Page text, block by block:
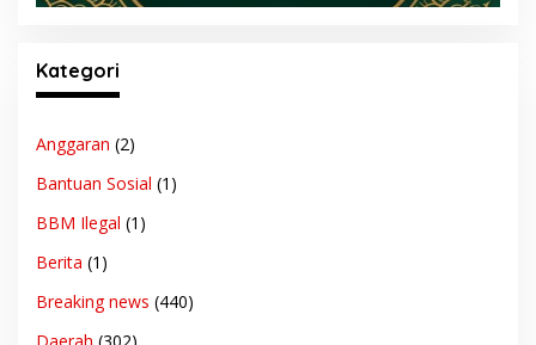
Kategori
Anggaran (2)
Bantuan Sosial (1)
BBM Ilegal (1)
Berita (1)
Breaking news (440)